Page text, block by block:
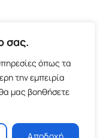
σας.
όπως τα
την εμπειρία
μας βοηθήσετε
Λιβάνη| All rights
- F: 2103617791